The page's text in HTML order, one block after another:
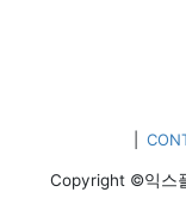
Copyright ©익스